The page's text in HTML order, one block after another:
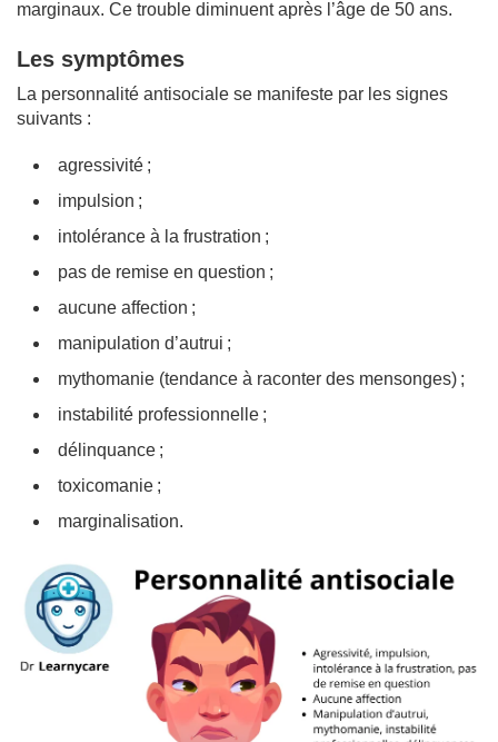
marginaux. Ce trouble diminuent après l’âge de 50 ans.
Les symptômes
La personnalité antisociale se manifeste par les signes
suivants :
agressivité ;
impulsion ;
intolérance à la frustration ;
pas de remise en question ;
aucune affection ;
manipulation d’autrui ;
mythomanie (tendance à raconter des mensonges) ;
instabilité professionnelle ;
délinquance ;
toxicomanie ;
marginalisation.